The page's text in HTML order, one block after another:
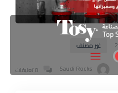
غير مصنف
Saudi Rocks 0 تعليقات